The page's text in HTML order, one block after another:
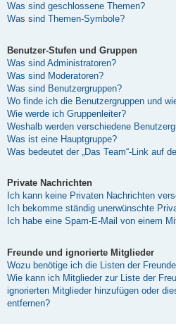
Was sind geschlossene Themen?
Was sind Themen-Symbole?
Benutzer-Stufen und Gruppen
Was sind Administratoren?
Was sind Moderatoren?
Was sind Benutzergruppen?
Wo finde ich die Benutzergruppen und
Wie werde ich Gruppenleiter?
Weshalb werden verschiedene
Was ist eine Hauptgruppe?
Was bedeutet der „Das Team“-Link auf
Private Nachrichten
Ich kann keine Privaten Nachrichten
Ich bekomme ständig unerwünschte
Ich habe eine Spam-E-Mail von einem
Freunde und ignorierte Mitglieder
Wozu benötige ich die Listen der
Wie kann ich Mitglieder zur Liste der
ignorierten Mitglieder hinzufügen oder
entfernen?